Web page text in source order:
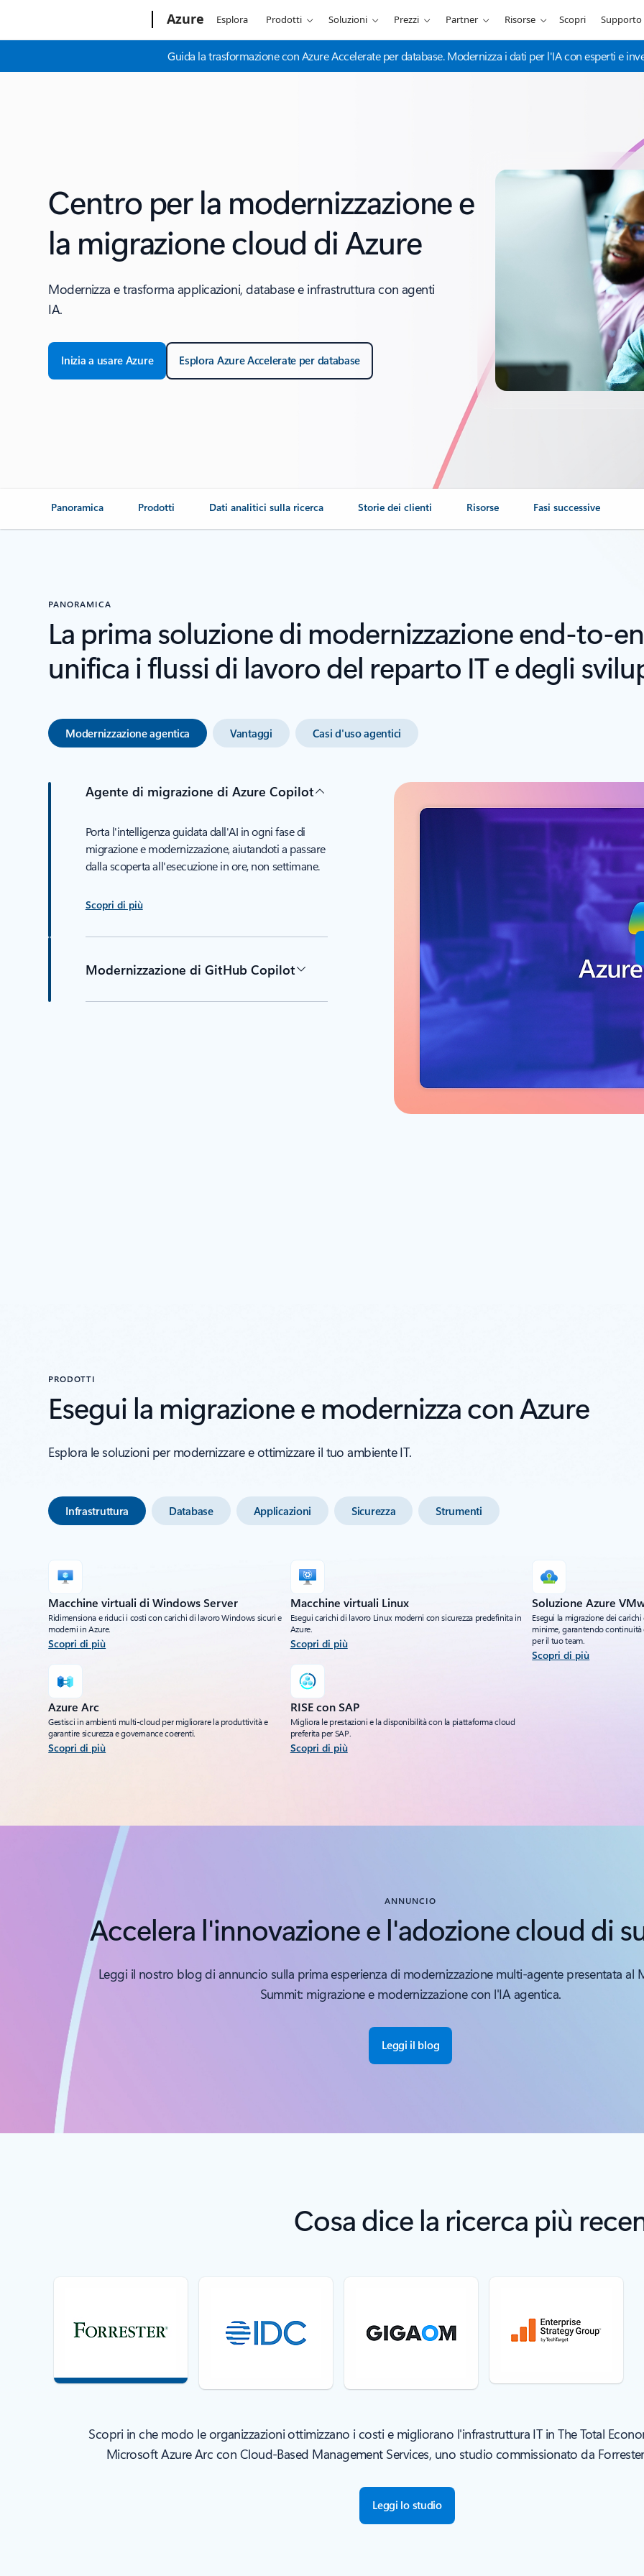
Azure Esplora Prodotti Soluzioni Prezzi Partner Risorse Scopri Supporto
Guida la trasformazione con Azure Accelerate per database. Modernizza i dati per l'IA con esperti e
Centro per la modernizzazione e
la migrazione cloud di Azure
Modernizza e trasforma applicazioni, database e infrastruttura con agenti
IA.
Inizia a usare Azure Esplora Azure Accelerate per database
Panoramica Prodotti Dati analitici sulla ricerca Storie dei clienti Risorse Fasi successive
PANORAMICA
La prima soluzione di modernizzazione end-to-
unifica i flussi di lavoro del reparto IT e degli
Modernizzazione agentica Vantaggi Casi d'uso agentici
Agente di migrazione di Azure Copilot
Porta l'intelligenza guidata dall'AI in ogni fase di
migrazione e modernizzazione, aiutandoti a passare
dalla scoperta all'esecuzione in ore, non settimane.
Scopri di più
Modernizzazione di GitHub Copilot
PRODOTTI
Esegui la migrazione e modernizza con Azure
Esplora le soluzioni per modernizzare e ottimizzare il tuo ambiente IT.
Infrastruttura Database Applicazioni Sicurezza Strumenti
Macchine virtuali di Windows Server
Ridimensiona e riduci i costi con carichi di lavoro Windows sicuri e
moderni in Azure.
Scopri di più
Macchine virtuali Linux
Esegui carichi di lavoro Linux moderni con sicurezza predefinita in
Azure.
Scopri di più
Soluzione Azure
Esegui la migrazione dei
minime, garantendo
per il tuo team.
Scopri di più
Azure Arc
Gestisci in ambienti multi-cloud per migliorare la produttività e
garantire sicurezza e governance coerenti.
Scopri di più
RISE con SAP
Migliora le prestazioni e la disponibilità con la piattaforma cloud
preferita per SAP.
Scopri di più
ANNUNCIO
Accelera l'innovazione e l'adozione cloud di
Leggi il nostro blog di annuncio sulla prima esperienza di modernizzazione multi-agente presentata al
Summit: migrazione e modernizzazione con l'IA agentica.
Leggi il blog
Cosa dice la ricerca più
Scopri in che modo le organizzazioni ottimizzano i costi e migliorano l'infrastruttura IT in The Total
Microsoft Azure Arc con Cloud-Based Management Services, uno studio commissionato da
Leggi lo studio